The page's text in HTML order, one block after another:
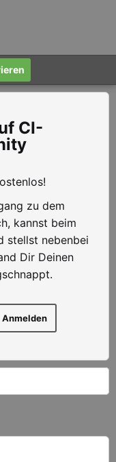
CI-
zu dem
kannst beim
stellst nebenbei
Dir Deinen
Anmelden